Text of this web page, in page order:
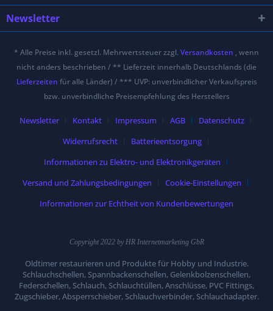
Newsletter
* Alle Preise inkl. gesetzl. Mehrwertsteuer zzgl. Versandkosten , wenn
nicht anders beschrieben / ** Lieferzeit innerhalb Deutschlands (die
Lieferzeiten für alle Länder) / *** UVP: unverbindlicher Verkaufspreis
bzw. unverbindliche Preisempfehlung des Herstellers
Newsletter Kontakt Impressum AGB
Datenschutz
Widerrufsrecht
Batterieentsorgung
Informationen zu Elektro- und Elektronikgeräten
Versand und Zahlungsbedingungen
Cookie-Einstellungen
Informationen zur Echtheit von Kundenbewertungen
Copyright 2022 by HR Internetmarketing GbR
Oldtimer restaurieren und Produkte für Hobby und Industrie.
Schlauchschellen, Spannbackenschellen, Gelenkbolzenschellen,
Federschellen, Schlauch, Schlauchtüllen, Anschlüsse, PVC Fittings,
Zugschieber, Absperrschieber, Schlauchverbinder, Schlauchadapter.